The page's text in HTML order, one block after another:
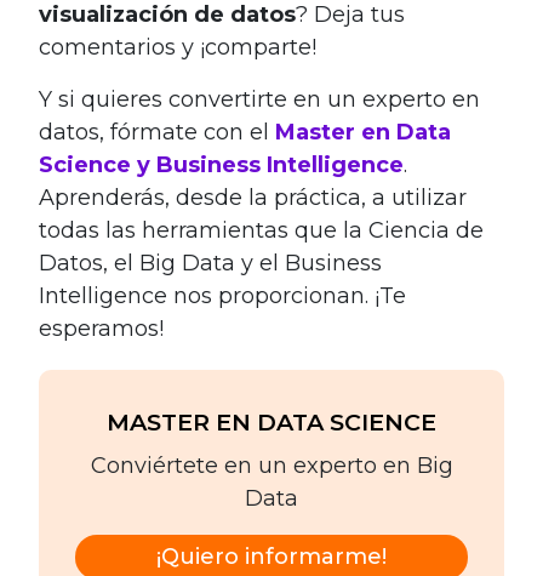
visualización de datos? Deja tus
comentarios y ¡comparte!
Y si quieres convertirte en un experto en
datos, fórmate con el Master en Data
Science y Business Intelligence.
Aprenderás, desde la práctica, a utilizar
todas las herramientas que la Ciencia de
Datos, el Big Data y el Business
Intelligence nos proporcionan. ¡Te
esperamos!
MASTER EN DATA SCIENCE
Conviértete en un experto en Big
Data
¡Quiero informarme!